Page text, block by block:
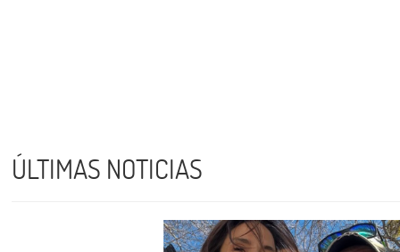
ÚLTIMAS NOTICIAS